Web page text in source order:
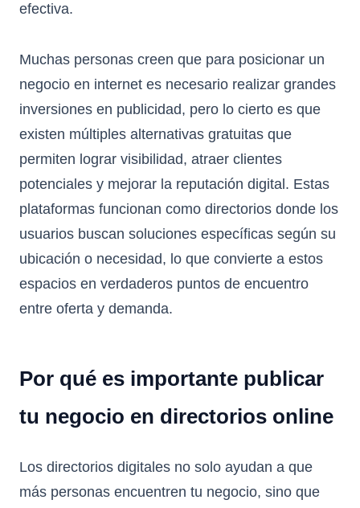
efectiva.
Muchas personas creen que para posicionar un
negocio en internet es necesario realizar grandes
inversiones en publicidad, pero lo cierto es que
existen múltiples alternativas gratuitas que
permiten lograr visibilidad, atraer clientes
potenciales y mejorar la reputación digital. Estas
plataformas funcionan como directorios donde los
usuarios buscan soluciones específicas según su
ubicación o necesidad, lo que convierte a estos
espacios en verdaderos puntos de encuentro
entre oferta y demanda.
Por qué es importante publicar
tu negocio en directorios online
Los directorios digitales no solo ayudan a que
más personas encuentren tu negocio, sino que